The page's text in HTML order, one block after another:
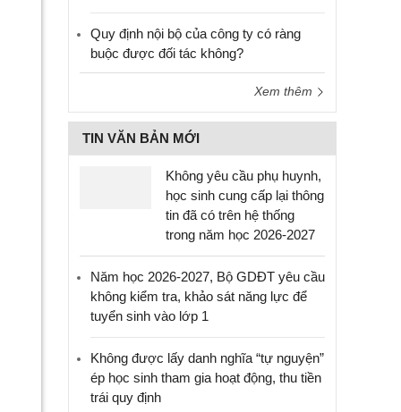
Quy định nội bộ của công ty có ràng
buộc được đối tác không?
Xem thêm
TIN VĂN BẢN MỚI
Không yêu cầu phụ huynh,
học sinh cung cấp lại thông
tin đã có trên hệ thống
trong năm học 2026-2027
Năm học 2026-2027, Bộ GDĐT yêu cầu
không kiểm tra, khảo sát năng lực để
tuyển sinh vào lớp 1
Không được lấy danh nghĩa “tự nguyện”
ép học sinh tham gia hoạt động, thu tiền
trái quy định